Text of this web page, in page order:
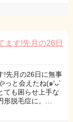
ます!先月の26日
!先月の26日に無事
と会えたね(๑′ᴗ‵
ても困らせ上手な
形脱毛症に。…